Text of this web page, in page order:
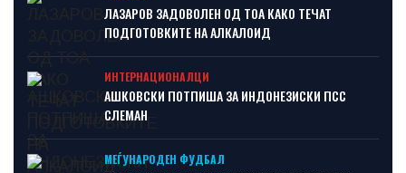
ЛАЗАРОВ ЗАДОВОЛЕН ОД ТОА КАКО ТЕЧАТ
ПОДГОТОВКИТЕ НА АЛКАЛОИД
ИНТЕРНАЦИОНАЛЦИ
АШКОВСКИ ПОТПИША ЗА ИНДОНЕЗИСКИ ПСС
СЛЕМАН
МЕЃУНАРОДЕН ФУДБАЛ